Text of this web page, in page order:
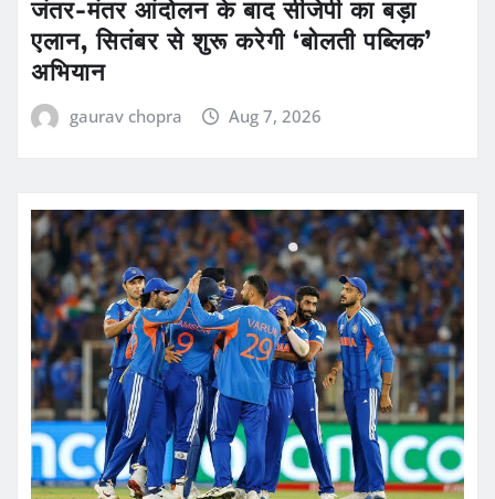
जंतर-मंतर आंदोलन के बाद सीजेपी का बड़ा
एलान, सितंबर से शुरू करेगी ‘बोलती पब्लिक’
अभियान
gaurav chopra Aug 7, 2026